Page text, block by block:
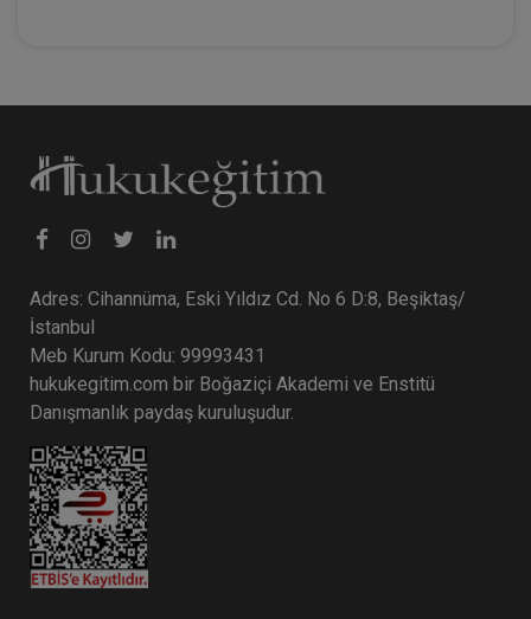
Adres: Cihannüma, Eski Yıldız Cd. No 6 D:8, Beşiktaş/
İstanbul
Meb Kurum Kodu: 99993431
hukukegitim.com bir Boğaziçi Akademi ve Enstitü
Danışmanlık paydaş kuruluşudur.